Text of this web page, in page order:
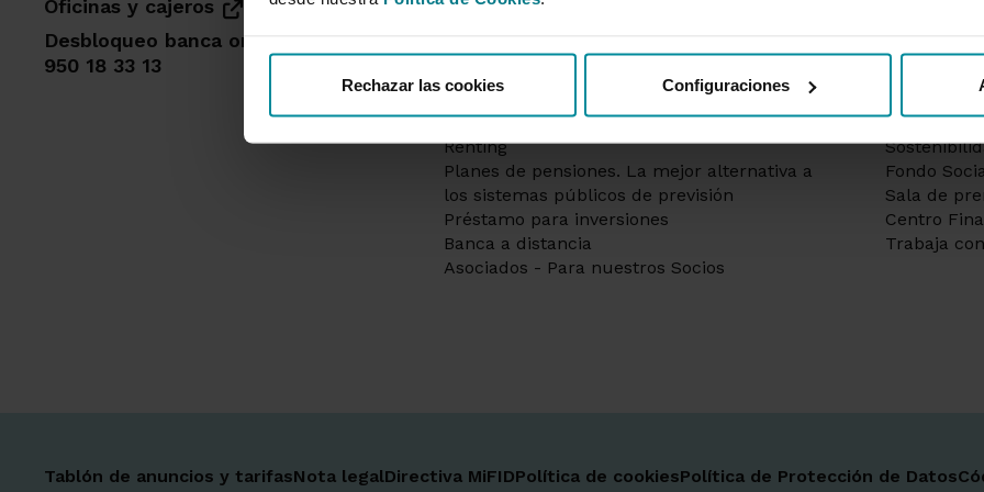
Rechazar las cookies Configuraciones
Oficinas y cajeros
Desbloqueo banca online
950 18 33 13
Tarjetas | Gran selección de débito y
crédito
Seguros Grupo Cajamar - Mantente
siempre seguro
Renting
Planes de pensiones. La mejor alternativa a
los sistemas públicos de previsión
Préstamo para inversiones
Banca a distancia
Asociados - Para nuestros Socios
de
Fondo
Sala de
Centro
Trabaja
Tablón de anuncios y tarifasNota legalDirectiva MiFIDPolítica de cookiesPolítica de Protección de Datos